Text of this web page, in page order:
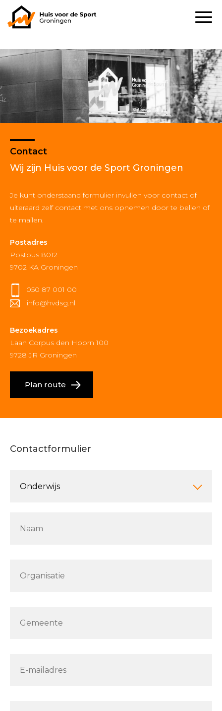
Contact
Wij zijn Huis voor de Sport Groningen
Je kunt onderstaand formulier invullen voor contact of
uiteraard zelf contact met ons opnemen door te bellen of
te mailen.
Postadres
Postbus 8012
9702 KA Groningen
050 87 001 00
info@hvdsg.nl
Bezoekadres
Laan Corpus den Hoorn 100
9728 JR Groningen
Plan route
Contactformulier
thisOnderwijs